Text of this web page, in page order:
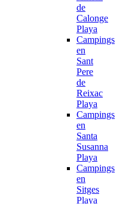
de
Calonge
Playa
Campings
en
Sant
Pere
de
Reixac
Playa
Campings
en
Santa
Susanna
Playa
Campings
en
Sitges
Playa